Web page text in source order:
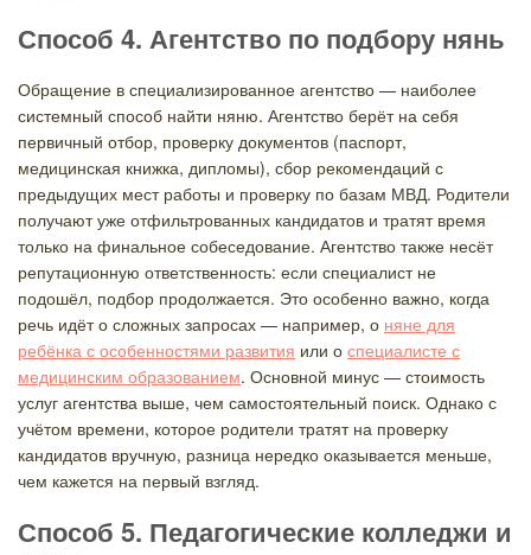
Способ 4. Агентство по подбору нянь
Обращение в специализированное агентство — наиболее
системный способ найти няню. Агентство берёт на себя
первичный отбор, проверку документов (паспорт,
медицинская книжка, дипломы), сбор рекомендаций с
предыдущих мест работы и проверку по базам МВД. Родители
получают уже отфильтрованных кандидатов и тратят время
только на финальное собеседование. Агентство также несёт
репутационную ответственность: если специалист не
подошёл, подбор продолжается. Это особенно важно, когда
речь идёт о сложных запросах — например, о няне для
ребёнка с особенностями развития или о специалисте с
медицинским образованием. Основной минус — стоимость
услуг агентства выше, чем самостоятельный поиск. Однако с
учётом времени, которое родители тратят на проверку
кандидатов вручную, разница нередко оказывается меньше,
чем кажется на первый взгляд.
Способ 5. Педагогические колледжи и